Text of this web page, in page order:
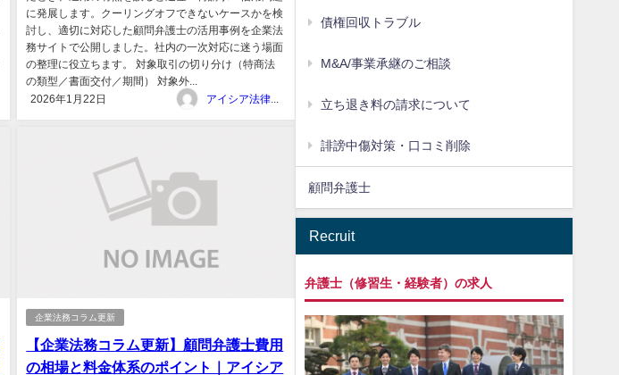
に発展します。クーリングオフできないケースかを検
討し、適切に対応した顧問弁護士の活用事例を企業法
務サイトで公開しました。社内の一次対応に迷う場面
の整理に役立ちます。 対象取引の切り分け（特商法
の類型／書面交付／期間） 対象外...
2026年1月22日
アイシア法律事務所
企業法務コラム更新
【企業法務コラム更新】顧問弁護士費用
の相場と料金体系のポイント｜アイシア
債権回収トラブル
M&A/事業承継のご相談
立ち退き料の請求について
誹謗中傷対策・口コミ削除
顧問弁護士
Recruit
弁護士（修習生・経験者）の求人